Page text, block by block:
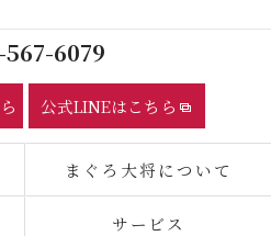
6079
公式LINEはこちら
まぐろ大将について
サービス